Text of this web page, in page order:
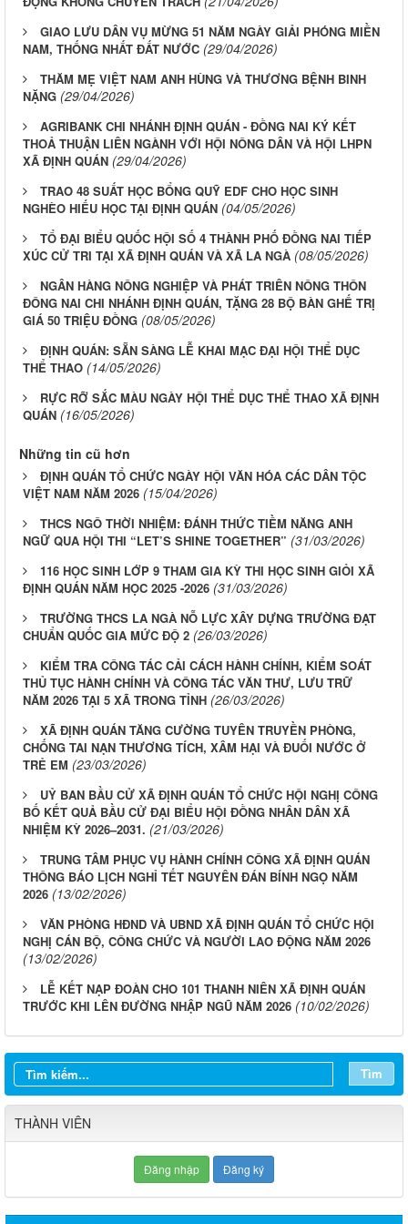
GIAO LƯU DÂN VỤ MỪNG 51 NĂM NGÀY GIẢI PHÓNG MIỀN
NAM, THỐNG NHẤT ĐẤT NƯỚC (29/04/2026)
THĂM MẸ VIỆT NAM ANH HÙNG VÀ THƯƠNG BỆNH BINH
NẶNG (29/04/2026)
AGRIBANK CHI NHÁNH ĐỊNH QUÁN - ĐỒNG NAI KÝ KẾT
THOẢ THUẬN LIÊN NGÀNH VỚI HỘI NÔNG DÂN VÀ HỘI LHPN
XÃ ĐỊNH QUÁN (29/04/2026)
TRAO 48 SUẤT HỌC BỔNG QUỸ EDF CHO HỌC SINH
NGHÈO HIẾU HỌC TẠI ĐỊNH QUÁN (04/05/2026)
TỔ ĐẠI BIỂU QUỐC HỘI SỐ 4 THÀNH PHỐ ĐỒNG NAI TIẾP
XÚC CỬ TRI TẠI XÃ ĐỊNH QUÁN VÀ XÃ LA NGÀ (08/05/2026)
NGÂN HÀNG NÔNG NGHIỆP VÀ PHÁT TRIÊN NÔNG THÔN
ĐÔNG NAI CHI NHÁNH ĐỊNH QUÁN, TẶNG 28 BỘ BÀN GHẾ TRỊ
GIÁ 50 TRIỆU ĐỒNG (08/05/2026)
ĐỊNH QUÁN: SẴN SÀNG LỄ KHAI MẠC ĐẠI HỘI THỂ DỤC
THỂ THAO (14/05/2026)
RỰC RỠ SẮC MÀU NGÀY HỘI THỂ DỤC THỂ THAO XÃ ĐỊNH
QUÁN (16/05/2026)
Những tin cũ hơn
ĐỊNH QUÁN TỔ CHỨC NGÀY HỘI VĂN HÓA CÁC DÂN TỘC
VIỆT NAM NĂM 2026 (15/04/2026)
THCS NGÔ THỜI NHIỆM: ĐÁNH THỨC TIỀM NĂNG ANH
NGỮ QUA HỘI THI “LET’S SHINE TOGETHER” (31/03/2026)
116 HỌC SINH LỚP 9 THAM GIA KỲ THI HỌC SINH GIỎI XÃ
ĐỊNH QUÁN NĂM HỌC 2025 -2026 (31/03/2026)
TRƯỜNG THCS LA NGÀ NỖ LỰC XÂY DỰNG TRƯỜNG ĐẠT
CHUẨN QUỐC GIA MỨC ĐỘ 2 (26/03/2026)
KIỂM TRA CÔNG TÁC CẢI CÁCH HÀNH CHÍNH, KIỂM SOÁT
THỦ TỤC HÀNH CHÍNH VÀ CÔNG TÁC VĂN THƯ, LƯU TRỮ
NĂM 2026 TẠI 5 XÃ TRONG TỈNH (26/03/2026)
XÃ ĐỊNH QUÁN TĂNG CƯỜNG TUYÊN TRUYỀN PHÒNG,
CHỐNG TAI NẠN THƯƠNG TÍCH, XÂM HẠI VÀ ĐUỐI NƯỚC Ở
TRẺ EM (23/03/2026)
UỶ BAN BẦU CỬ XÃ ĐỊNH QUÁN TỔ CHỨC HỘI NGHỊ CÔNG
BỐ KẾT QUẢ BẦU CỬ ĐẠI BIỂU HỘI ĐỒNG NHÂN DÂN XÃ
NHIỆM KỲ 2026–2031. (21/03/2026)
TRUNG TÂM PHỤC VỤ HÀNH CHÍNH CÔNG XÃ ĐỊNH QUÁN
THÔNG BÁO LỊCH NGHỈ TẾT NGUYÊN ĐÁN BÍNH NGỌ NĂM
2026 (13/02/2026)
VĂN PHÒNG HĐND VÀ UBND XÃ ĐỊNH QUÁN TỔ CHỨC HỘI
NGHỊ CÁN BỘ, CÔNG CHỨC VÀ NGƯỜI LAO ĐỘNG NĂM 2026
(13/02/2026)
LỄ KẾT NẠP ĐOÀN CHO 101 THANH NIÊN XÃ ĐỊNH QUÁN
TRƯỚC KHI LÊN ĐƯỜNG NHẬP NGŨ NĂM 2026 (10/02/2026)
Tìm
THÀNH VIÊN
Đăng nhập Đăng ký